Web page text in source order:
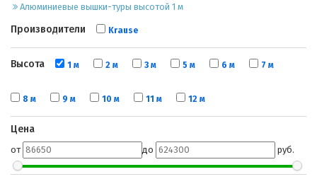
Алюминиевые вышки-туры высотой 1 м
Производители Krause
Высота 1 м 2 м 3 м 5 м 6 м 7 м
8 м 9 м 10 м 11 м 12 м
Цена
от до руб.